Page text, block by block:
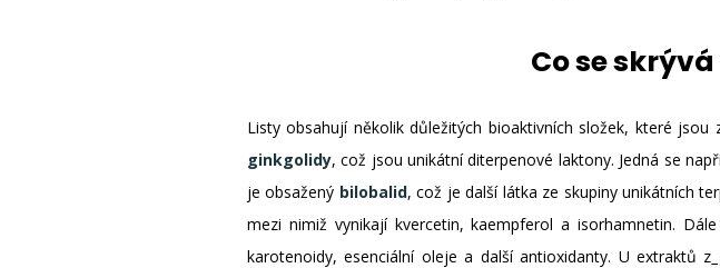
Co se
Listy obsahují několik důležitých bioaktivních složek, které
ginkgolidy, což jsou unikátní diterpenové laktony. Jedná se
je obsažený bilobalid, což je další látka ze skupiny unikátních
mezi nimiž vynikají kvercetin, kaempferol a isorhamnetin.
karotenoidy, esenciální oleje a další antioxidanty. U extraktů z